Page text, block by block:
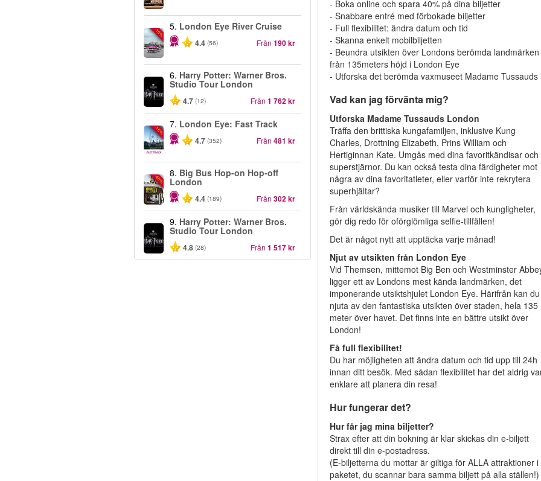
-10%
5. London Eye River Cruise
4.4 (56) Från 190 kr
6. Harry Potter: Warner Bros.
Studio Tour London
4.7 (12) Från 1 762 kr
-15%
7. London Eye: Fast Track
4.7 (352) Från 481 kr
-40%
8. Big Bus Hop-on Hop-off
London
4.4 (189) Från 302 kr
9. Harry Potter: Warner Bros.
Studio Tour London
4.8 (28) Från 1 517 kr
- Boka online och spara 40% på dina biljetter
- Snabbare entré med förbokade biljetter
- Full flexibilitet: ändra datum och tid
- Skanna enkelt mobilbiljetten
- Beundra utsikten över Londons berömda landmärken
från 135meters höjd i London Eye
- Utforska det berömda vaxmuseet Madame Tussauds
Vad kan jag förvänta mig?
Utforska Madame Tussauds London
Träffa den brittiska kungafamiljen, inklusive Kung
Charles, Drottning Elizabeth, Prins William och
Hertiginnan Kate. Umgås med dina favoritkändisar och
superstjärnor. Du kan också testa dina färdigheter mot
några av dina favoritatleter, eller varför inte rekrytera
superhjältar?
Från världskända musiker till Marvel och kungligheter,
gör dig redo för oförglömliga selfie-tillfällen!
Det är något nytt att upptäcka varje månad!
Njut av utsikten från London Eye
Vid Themsen, mittemot Big Ben och Westminster
ligger ett av Londons mest kända landmärken, det
imponerande utsiktshjulet London Eye. Härifrån kan du
njuta av den fantastiska utsikten över staden, hela 135
meter över havet. Det finns inte en bättre utsikt över
London!
Få full flexibilitet!
Du har möjligheten att ändra datum och tid upp till 24h
innan ditt besök. Med sådan flexibilitet har det aldrig
enklare att planera din resa!
Hur fungerar det?
Hur får jag mina biljetter?
Strax efter att din bokning är klar skickas din e-biljett
direkt till din e-postadress.
(E-biljetterna du mottar är giltiga för ALLA attraktioner i
paketet, du scannar bara samma biljett på alla ställen!)